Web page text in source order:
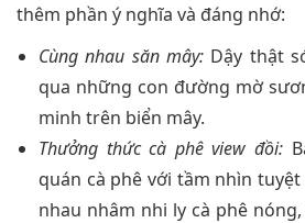
thêm phần ý nghĩa và đáng nhớ:
Cùng nhau săn mây: Dậy thật
qua những con đường mờ
minh trên biển mây.
Thưởng thức cà phê view đồi:
quán cà phê với tầm nhìn
nhau nhâm nhi ly cà phê